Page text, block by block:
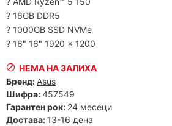
? 16GB DDR5
? 1000GB SSD NVMe
? 16" 16" 1920 x 1200
НЕМА НА ЗАЛИХА
Бренд: Asus
Шифра:457549
Гарантен рок: 24 месеци
Достава: 13-16 дена